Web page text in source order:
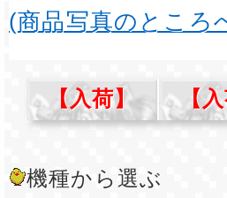
(商品写真のところ
【入荷】 【
機種から選ぶ